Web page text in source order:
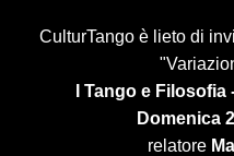
CulturTango è lieto di
I Tango e
Domenica
relatore